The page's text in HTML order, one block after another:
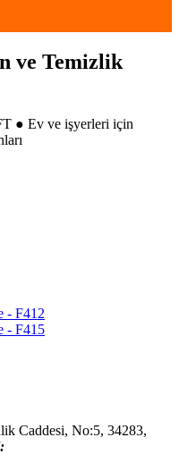
ve Temizlik
● Ev ve işyerleri için
- F412
- F415
Caddesi, No:5, 34283,